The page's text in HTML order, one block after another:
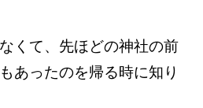
くて、先ほどの神社の前
あったのを帰る時に知り